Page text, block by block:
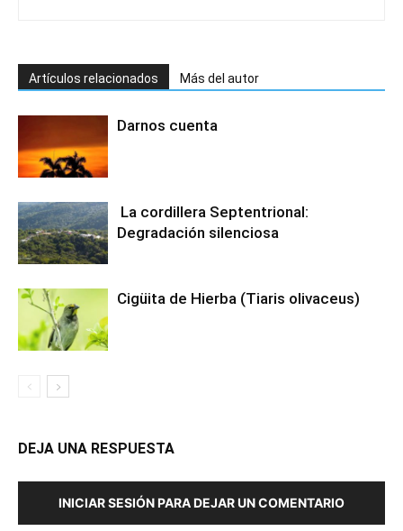
Artículos relacionados Más del autor
Darnos cuenta
La cordillera Septentrional:
Degradación silenciosa
Cigüita de Hierba (Tiaris olivaceus)
DEJA UNA RESPUESTA
INICIAR SESIÓN PARA DEJAR UN COMENTARIO